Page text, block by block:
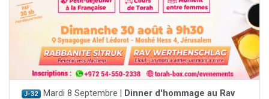
J-32 Mardi 8 Septembre |
Dinner d'hommage au Rav